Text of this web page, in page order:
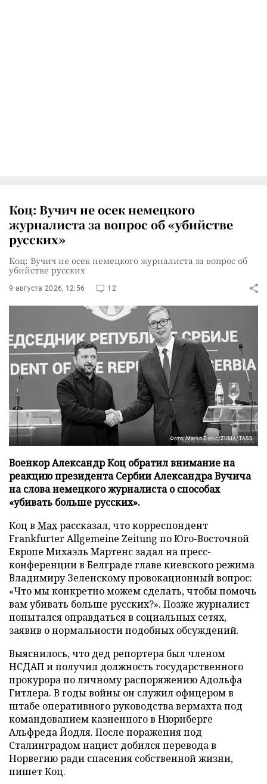
Коц: Вучич не осек немецкого
журналиста за вопрос об «убийстве
русских»
Коц: Вучич не осек немецкого журналиста за вопрос об
убийстве русских
9 августа 2026, 12:56 12
Фото: Marko Dimic/ZUMA/TASS
Военкор Александр Коц обратил внимание на
реакцию президента Сербии Александра Вучича
на слова немецкого журналиста о способах
«убивать больше русских».
Коц в Махрассказал, что корреспондент
Frankfurter Allgemeine Zeitung по Юго-Восточной
Европе Михаэль Мартенс задал на пресс-
конференции в Белграде главе киевского режима
Владимиру Зеленскому провокационный вопрос:
«Что мы конкретно можем сделать, чтобы помочь
вам убивать больше русских?». Позже журналист
попытался оправдаться в социальных сетях,
заявив о нормальности подобных обсуждений.
Выяснилось, что дед репортера был членом
НСДАП и получил должность государственного
прокурора по личному распоряжению Адольфа
Гитлера. В годы войны он служил офицером в
штабе оперативного руководства вермахта под
командованием казненного в Нюрнберге
Альфреда Йодля. После поражения под
Сталинградом нацист добился перевода в
Норвегию ради спасения собственной жизни,
пишет Коц.